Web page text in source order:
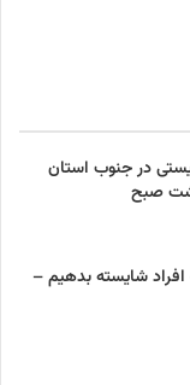
در جنوب استان
صبح
شایسته بدهیم –